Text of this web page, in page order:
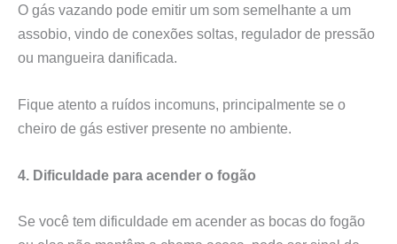
O gás vazando pode emitir um som semelhante a um
assobio, vindo de conexões soltas, regulador de pressão
ou mangueira danificada.
Fique atento a ruídos incomuns, principalmente se o
cheiro de gás estiver presente no ambiente.
4. Dificuldade para acender o fogão
Se você tem dificuldade em acender as bocas do fogão